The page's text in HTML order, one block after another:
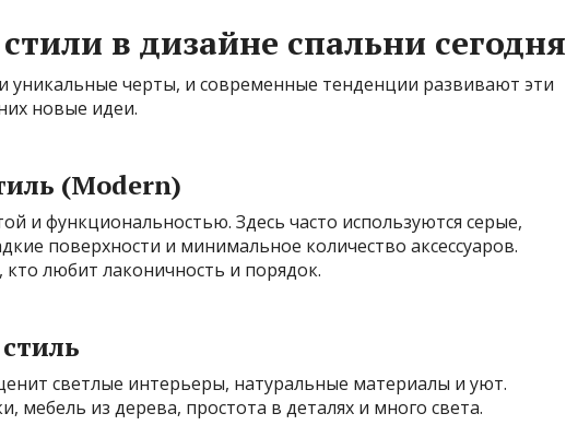
в дизайне спальни сегодня
уникальные черты, и современные тенденции развивают эти
новые идеи.
(Modern)
и функциональностью. Здесь часто используются серые,
поверхности и минимальное количество аксессуаров.
любит лаконичность и порядок.
светлые интерьеры, натуральные материалы и уют.
мебель из дерева, простота в деталях и много света.